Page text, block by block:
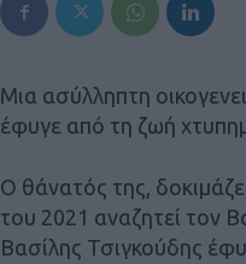
Μια ασύλληπτη
έφυγε από τη ζωή
Ο θάνατός της,
του 2021 αναζητεί τον
Βασίλης Τσιγκούδης